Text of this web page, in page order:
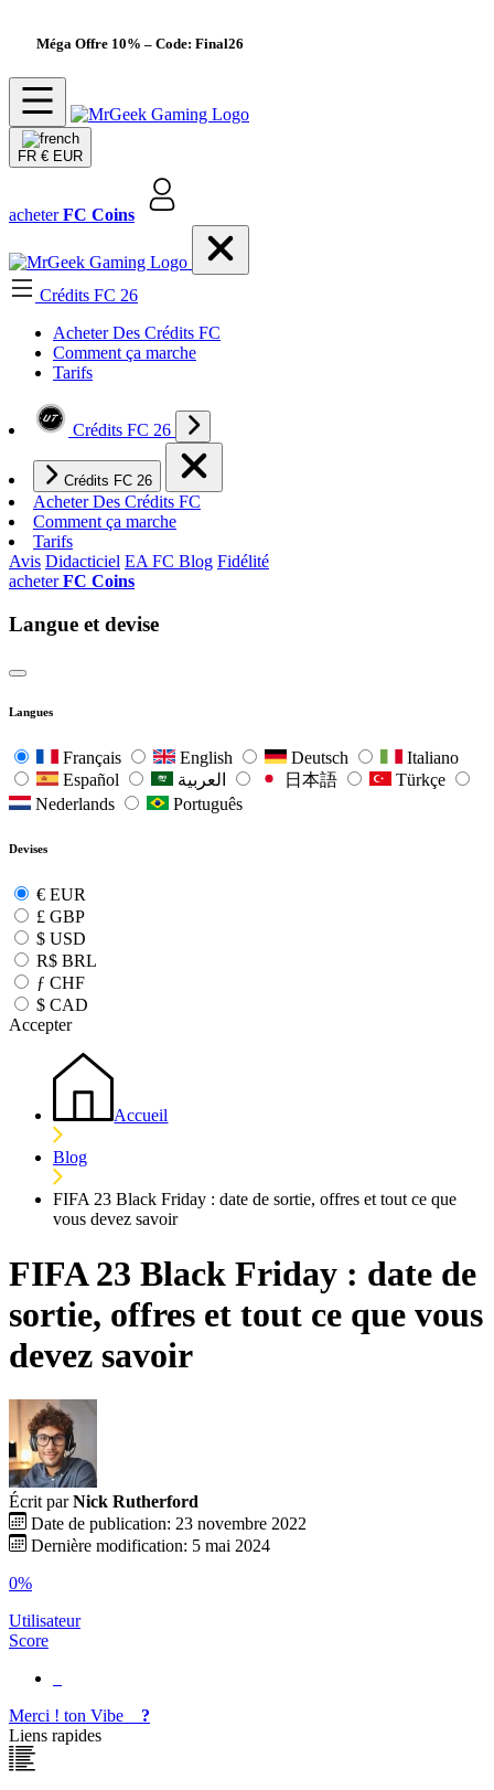
Méga Offre 10% – Code: Final26
FR € EUR
acheterFC Coins
Crédits FC 26
Acheter Des Crédits FC
Comment ça marche
Tarifs
Crédits FC 26
Crédits FC 26
Acheter Des Crédits FC
Comment ça marche
Tarifs
Avis Didacticiel EA FC Blog Fidélité
acheterFC Coins
Langue et devise
Langues
Français English Deutsch
Italiano
Español
日本語
Türkçe
Nederlands
Português
Devises
€ EUR
£ GBP
$ USD
R$ BRL
ƒ CHF
$ CAD
Accepter
Accueil
Blog
FIFA 23 Black Friday : date de sortie, offres et tout ce que
vous devez savoir
FIFA 23 Black Friday : date de
sortie, offres et tout ce que vous
devez savoir
Écrit par Nick Rutherford
Date de publication: 23 novembre 2022
Dernière modification: 5 mai 2024
0%
Utilisateur
Score
Merci ! ton Vibe
?
Liens rapides